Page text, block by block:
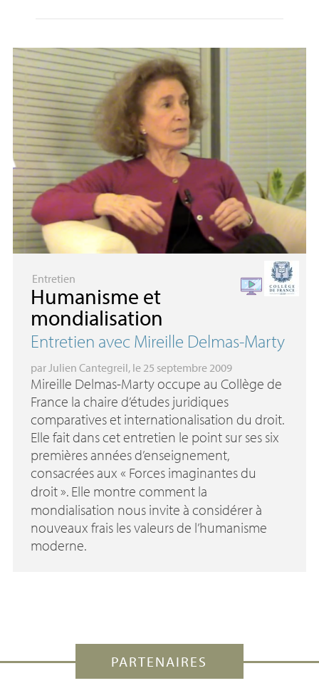
Entretien
Humanisme et
mondialisation
Entretien avec Mireille Delmas-Marty
par Julien Cantegreil, le 25 septembre 2009
Mireille Delmas-Marty occupe au Collège de
France la chaire d’études juridiques
comparatives et internationalisation du droit.
Elle fait dans cet entretien le point sur ses six
premières années d’enseignement,
consacrées aux « Forces imaginantes du
droit». Elle montre comment la
mondialisation nous invite à considérer à
nouveaux frais les valeurs de l’humanisme
moderne.
PARTENAIRES